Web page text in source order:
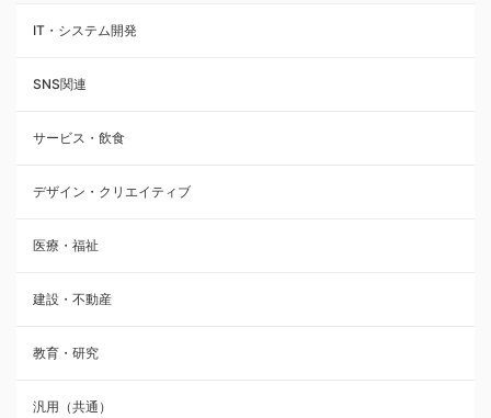
IT・システム開発
SNS関連
サービス・飲食
デザイン・クリエイティブ
医療・福祉
建設・不動産
教育・研究
汎用（共通）